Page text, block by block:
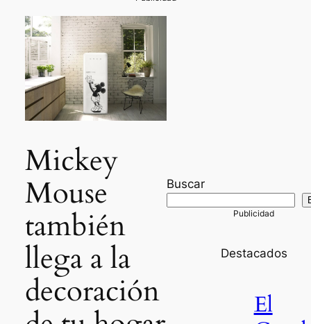
Mickey
Mouse
también
llega a la
decoración
Buscar
Destacados
El